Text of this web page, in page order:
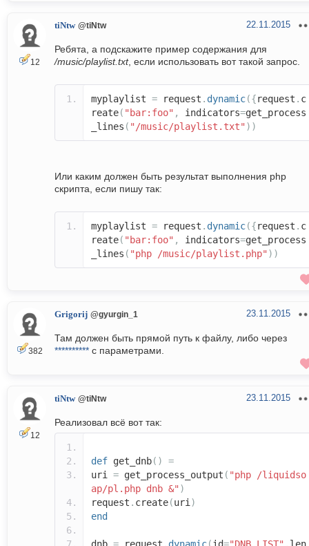
12
tiNtw @tiNtw 22.11.2015
Ребята, а подскажите пример содержания для
/music/playlist.txt, если использовать вот такой запрос.
myplaylist = request . dynamic({request . c
reate( "bar:foo" , indicators=get_process
_lines ( "/music/playlist.txt" ))
Или каким должен быть результат выполнения php
скрипта, если пишу так:
myplaylist = request . dynamic({request . c
reate( "bar:foo" , indicators=get_process
_lines ( "php /music/playlist.php" ))
382
Grigorij @gyurgin_1 23.11.2015
Там должен быть прямой путь к файлу, либо через
********** с параметрами.
12
tiNtw @tiNtw 23.11.2015
Реализовал всё вот так:
def get_dnb()
=
uri = get_process_output ( "php /liquidso
ap/pl.php dnb &" )
request . create(uri )
end